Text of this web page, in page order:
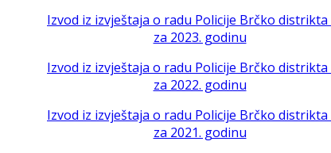
Izvod iz izvještaja o radu Policije Brčko distrikta
za 2023. godinu
Izvod iz izvještaja o radu Policije Brčko distrikta
za 2022. godinu
Izvod iz izvještaja o radu Policije Brčko distrikta
za 2021. godinu